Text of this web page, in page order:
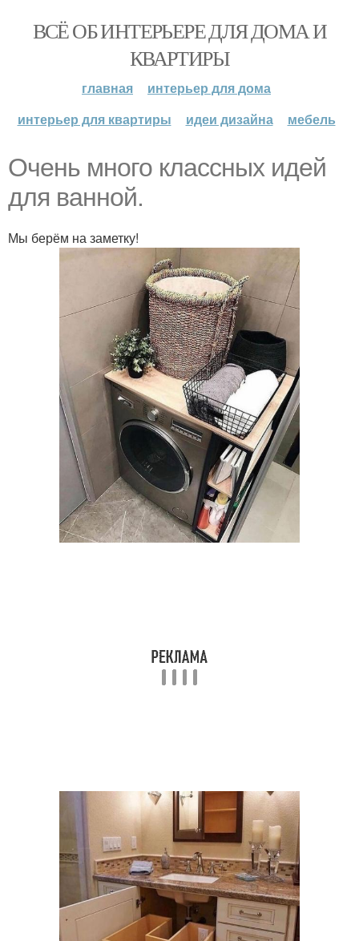
ВСЁ ОБ ИНТЕРЬЕРЕ ДЛЯ ДОМА И
КВАРТИРЫ
главная
интерьер для дома
интерьер для квартиры
идеи дизайна мебель
Очень много классных идей
для ванной.
Мы берём на заметку!